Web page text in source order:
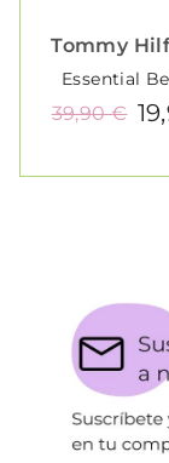
Tommy
Essential
39,90 €